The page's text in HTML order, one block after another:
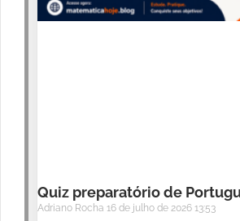
Quiz preparatório de
Adriano Rocha 16 de julho de 2026 13:53